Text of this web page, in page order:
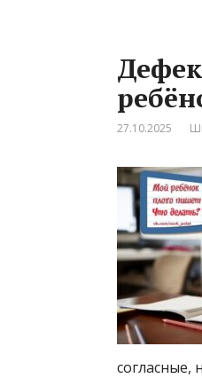
27.10.2025
согласные,